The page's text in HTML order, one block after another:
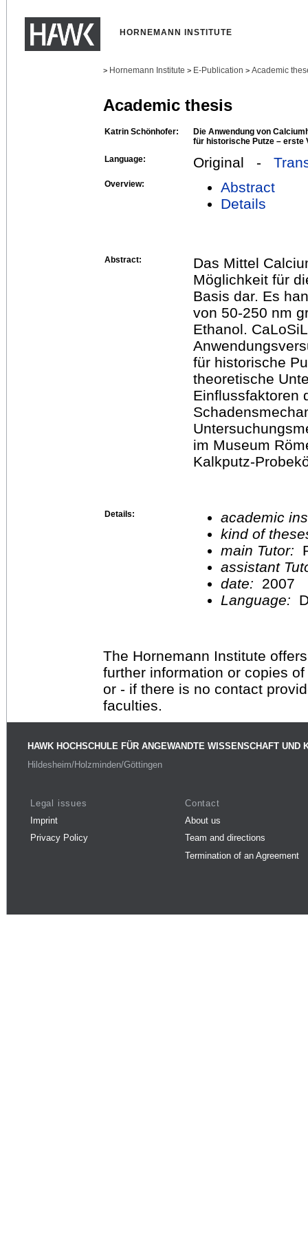
HORNEMANN INSTITUTE
> Hornemann Institute > E-Publication > Academic
Academic thesis
Katrin Schönhofer:
Die Anwendung von
für historische Putze – erste
Language:
Original -
Overview:
Abstract
Details
Abstract:
Das Mittel
Möglichkeit für
Basis dar. Es
von 50-250 nm
Ethanol.
für historische
theoretische
Einflussfaktoren
im Museum
Kalkputz-
Details:
academic
kind of
main Tutor:
assistant
date:
2007
Language:
The Hornemann Institute
further information or copies
or - if there is no contact
faculties.
HAWK HOCHSCHULE FÜR ANGEWANDTE WISSENSCHAFT UND
Hildesheim/Holzminden/Göttingen
Legal issues
Imprint
Privacy Policy
Contact
About us
Team and directions
Termination of an Agreement